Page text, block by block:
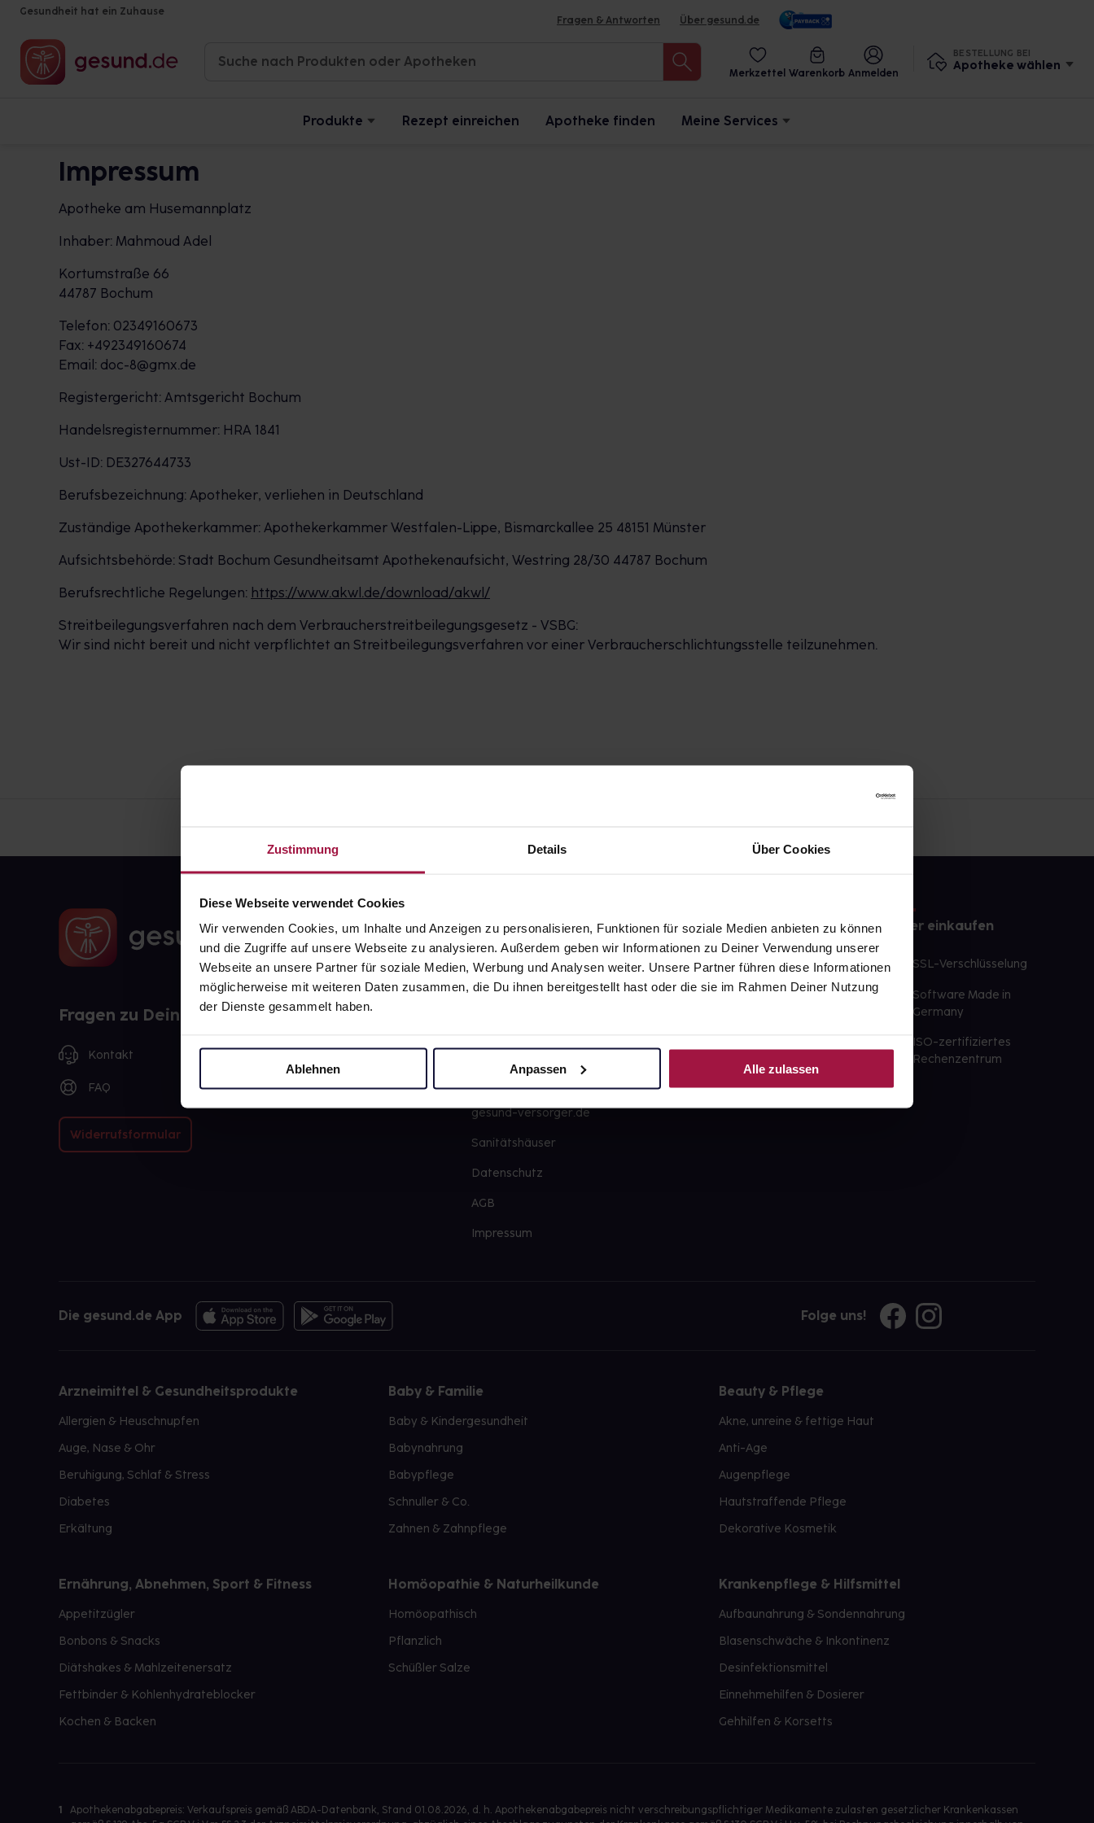
Zustimmung Details Über Cookies
Diese Webseite verwendet Cookies
Wir verwenden Cookies, um Inhalte und Anzeigen zu personalisieren, Funktionen für soziale Medien anbieten zu können
und die Zugriffe auf unsere Webseite zu analysieren. Außerdem geben wir Informationen zu Deiner Verwendung unserer
Webseite an unsere Partner für soziale Medien, Werbung und Analysen weiter. Unsere Partner führen diese Informationen
möglicherweise mit weiteren Daten zusammen, die Du ihnen bereitgestellt hast oder die sie im Rahmen Deiner Nutzung
der Dienste gesammelt haben.
Ablehnen Anpassen Alle zulassen
Gesundheit hat ein Zuhause
Fragen & Antworten Über gesund.de
Merkzettel Warenkorb Anmelden
BESTELLUNG BEI
Apotheke wählen
Produkte Rezept einreichen Apotheke finden Meine Services
Impressum
Apotheke am Husemannplatz
Inhaber: Mahmoud Adel
Kortumstraße 66
44787 Bochum
Telefon: 02349160673
Fax: +492349160674
Email: doc-8@gmx.de
Registergericht: Amtsgericht Bochum
Handelsregisternummer: HRA 1841
Ust-ID: DE327644733
Berufsbezeichnung: Apotheker, verliehen in Deutschland
Zuständige Apothekerkammer: Apothekerkammer Westfalen-Lippe, Bismarckallee 25 48151 Münster
Aufsichtsbehörde: Stadt Bochum Gesundheitsamt Apothekenaufsicht, Westring 28/30 44787 Bochum
Berufsrechtliche Regelungen: https://www.akwl.de/download/akwl/
Streitbeilegungsverfahren nach dem Verbraucherstreitbeilegungsgesetz - VSBG:
Wir sind nicht bereit und nicht verpflichtet an Streitbeilegungsverfahren vor einer Verbraucherschlichtungsstelle teilzunehmen.
Fragen zu Deiner Bestellung?
Kontakt
FAQ
Widerrufsformular
gesund.de
Über uns
Karriere
Barrierefreiheitserklärung
gesund-versorger.de
Sanitätshäuser
Datenschutz
AGB
Impressum
Unsere Vorteile
Ausgewählte Wunschprodukte
sofort abholbereit
Große Auswahl an Apotheken
Sicher einkaufen
SSL-Verschlüsselung
Software Made in
Germany
ISO-zertifiziertes
Rechenzentrum
Die gesund.de App Folge uns!
Arzneimittel & Gesundheitsprodukte
Allergien & Heuschnupfen
Auge, Nase & Ohr
Beruhigung, Schlaf & Stress
Diabetes
Erkältung
Baby & Familie
Baby & Kindergesundheit
Babynahrung
Babypflege
Schnuller & Co.
Zahnen & Zahnpflege
Beauty & Pflege
Akne, unreine & fettige Haut
Anti-Age
Augenpflege
Hautstraffende Pflege
Dekorative Kosmetik
Ernährung, Abnehmen, Sport & Fitness
Appetitzügler
Bonbons & Snacks
Diätshakes & Mahlzeitenersatz
Fettbinder & Kohlenhydrateblocker
Kochen & Backen
Homöopathie & Naturheilkunde
Homöopathisch
Pflanzlich
Schüßler Salze
Krankenpflege & Hilfsmittel
Aufbaunahrung & Sondennahrung
Blasenschwäche & Inkontinenz
Desinfektionsmittel
Einnehmehilfen & Dosierer
Gehhilfen & Korsetts
1
Apothekenabgabepreis: Verkaufspreis gemäß ABDA-Datenbank, Stand 01.08.2026, d. h. Apothekenabgabepreis nicht verschreibungspflichtiger Medikamente zulasten gesetzlicher Krankenkassen